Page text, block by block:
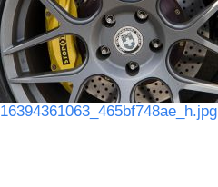
16394361063_465bf748ae_h.jpg